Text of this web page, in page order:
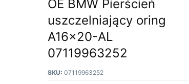
OE BMW Pierścień
uszczelniający oring
A16x20-AL
07119963252
SKU: 07119963252